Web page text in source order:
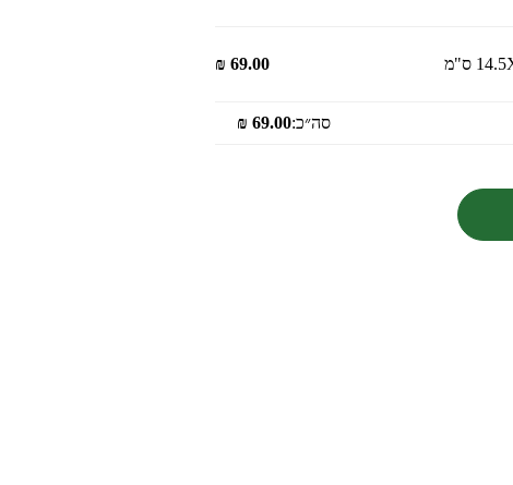
₪ 69.00
סה״כ: ₪ 69.00